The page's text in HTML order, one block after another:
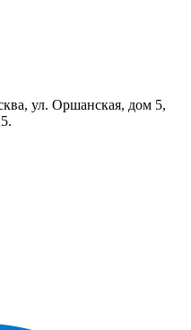
ул. Оршанская, дом 5,